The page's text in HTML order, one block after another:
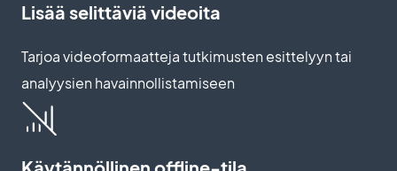
Lisää selittäviä videoita
Tarjoa videoformaatteja tutkimusten esittelyyn tai
analyysien havainnollistamiseen